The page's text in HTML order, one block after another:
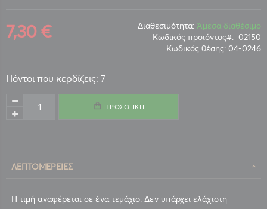
7,30 € Διαθεσιμότητα: Άμεσα διαθέσιμο
Κωδικός προϊόντος
02150
Κωδικός θέσης: 04-0246
Πόντοι που κερδίζεις: 7
ΠΡΟΣΘΉΚΗ
ΛΕΠΤΟΜΈΡΕΙΕΣ
Η τιμή αναφέρεται σε ένα τεμάχιο. Δεν υπάρχει ελάχιστη